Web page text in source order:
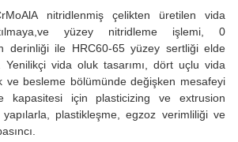
nitridlenmiş çelikten üretilen vida
yüzey nitridleme işlemi, 0
derinliği ile HRC60-65 yüzey sertliği elde
Yenilikçi vida oluk tasarımı, dört uçlu vida
ve besleme bölümünde değişken mesafeyi
kapasitesi için plasticizing ve extrusion
plastikleşme, egzoz verimliliği ve